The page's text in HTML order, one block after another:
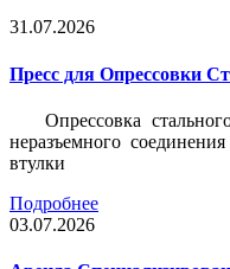
31.07.2026
Пресс для Опрессовки
Опрессовка
неразъемного
втулки
Подробнее
03.07.2026